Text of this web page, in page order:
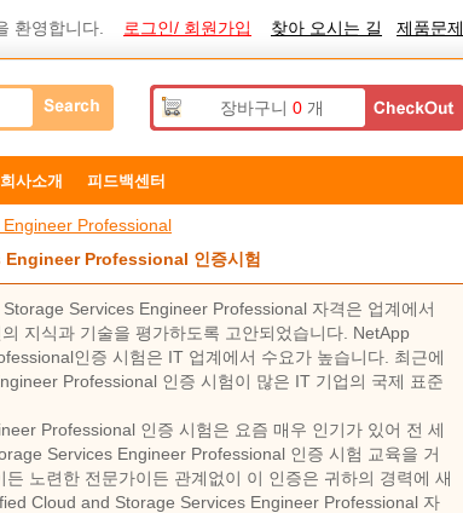
환영합니다. 로그인/ 회원가입 찾아 오시는 길 제품문제
장바구니 0개
희사소개 피드백센터
Professional
Professional 인증시험
Services Engineer Professional 자격은 업계에서
지식과 기술을 평가하도록 고안되었습니다. NetApp
인증 시험은 IT 업계에서 수요가 높습니다. 최근에
Professional 인증 시험이 많은 IT 기업의 국제 표준
Professional 인증 시험은 요즘 매우 인기가 있어 전 세
Services Engineer Professional 인증 시험 교육을 거
노련한 전문가이든 관계없이 이 인증은 귀하의 경력에 ​​새
Cloud and Storage Services Engineer Professional 자